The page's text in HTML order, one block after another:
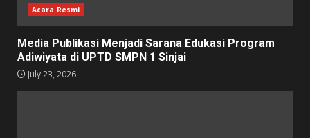
Acara Resmi
Media Publikasi Menjadi Sarana Edukasi Program
Adiwiyata di UPTD SMPN 1 Sinjai
July 23, 2026